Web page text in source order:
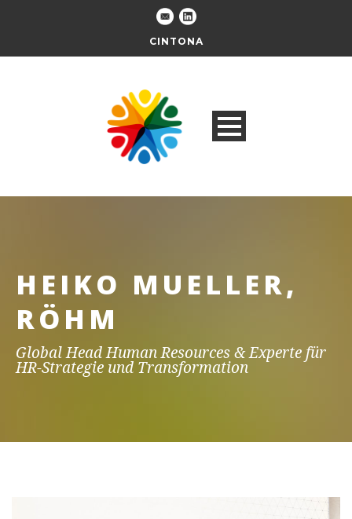
CINTONA
HEIKO MUELLER,
RÖHM
Global Head Human Resources & Experte für
HR-Strategie und Transformation